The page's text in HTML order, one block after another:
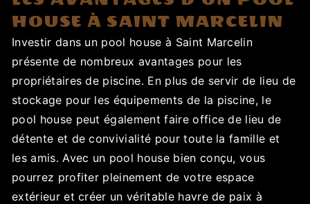
HOUSE À SAINT MARCELIN
Investir dans un pool house à Saint Marcelin
présente de nombreux avantages pour les
propriétaires de piscine. En plus de servir de lieu de
stockage pour les équipements de la piscine, le
pool house peut également faire office de lieu de
détente et de convivialité pour toute la famille et
les amis. Avec un pool house bien conçu, vous
pourrez profiter pleinement de votre espace
extérieur et créer un véritable havre de paix à